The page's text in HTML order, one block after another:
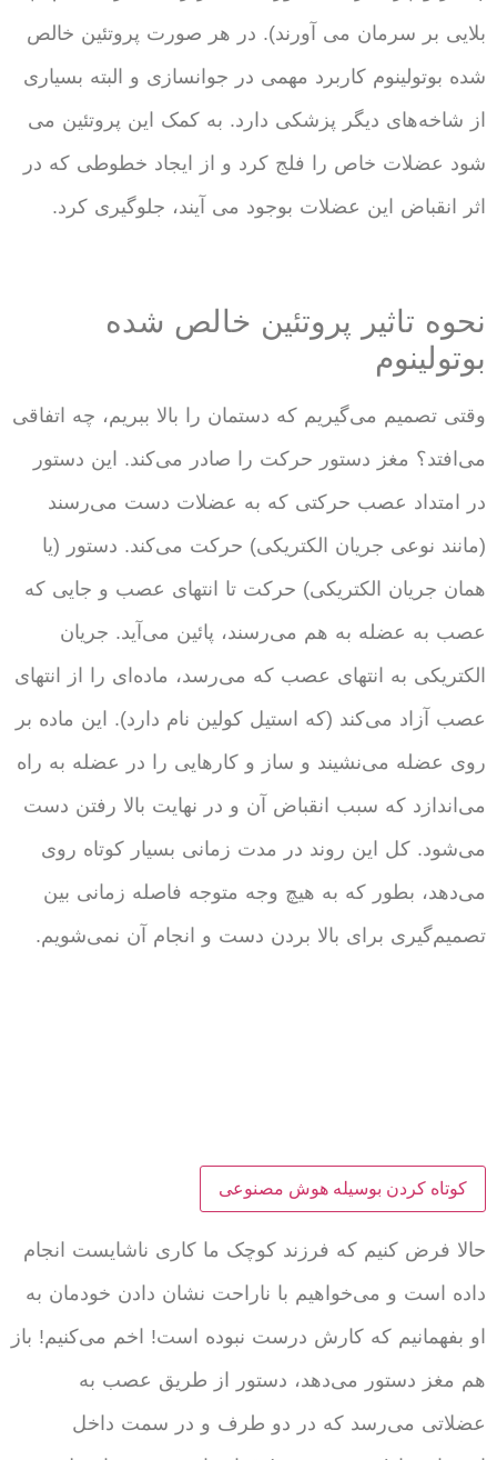
بلایی بر سرمان می آورند). در هر صورت پروتئین خالص
شده بوتولینوم کاربرد مهمی در جوانسازی و البته بسیاری
از شاخه‌های دیگر پزشکی دارد. به کمک این پروتئین می
شود عضلات خاص را فلج کرد و از ایجاد خطوطی که در
اثر انقباض این عضلات بوجود می آیند، جلوگیری کرد.
نحوه تاثیر پروتئین خالص شده
بوتولینوم
وقتی تصمیم می‌گیریم که دستمان را بالا ببریم، چه اتفاقی
می‌افتد؟ مغز دستور حرکت را صادر می‌کند. این دستور
در امتداد عصب حرکتی که به عضلات دست می‌رسند
(مانند نوعی جریان الکتریکی) حرکت می‌کند. دستور (یا
همان جریان الکتریکی) حرکت تا انتهای عصب و جایی که
عصب به عضله به هم می‌رسند، پائین می‌آید. جریان
الکتریکی به انتهای عصب که می‌رسد، ماده‌ای را از انتهای
عصب آزاد می‌کند (که استیل کولین نام دارد). این ماده بر
روی عضله می‌نشیند و ساز و کارهایی را در عضله به راه
می‌اندازد که سبب انقباض آن و در نهایت بالا رفتن دست
می‌شود. کل این روند در مدت زمانی بسیار کوتاه روی
می‌دهد، بطور که به هیچ وجه متوجه فاصله زمانی بین
تصمیم‌گیری برای بالا بردن دست و انجام آن نمی‌شویم.
کوتاه کردن بوسیله هوش مصنوعی
حالا فرض کنیم که فرزند کوچک ما کاری ناشایست انجام
داده است و می‌خواهیم با ناراحت نشان دادن خودمان به
او بفهمانیم که کارش درست نبوده است! اخم می‌کنیم! باز
هم مغز دستور می‌دهد، دستور از طریق عصب به
عضلاتی می‌رسد که در دو طرف و در سمت داخل